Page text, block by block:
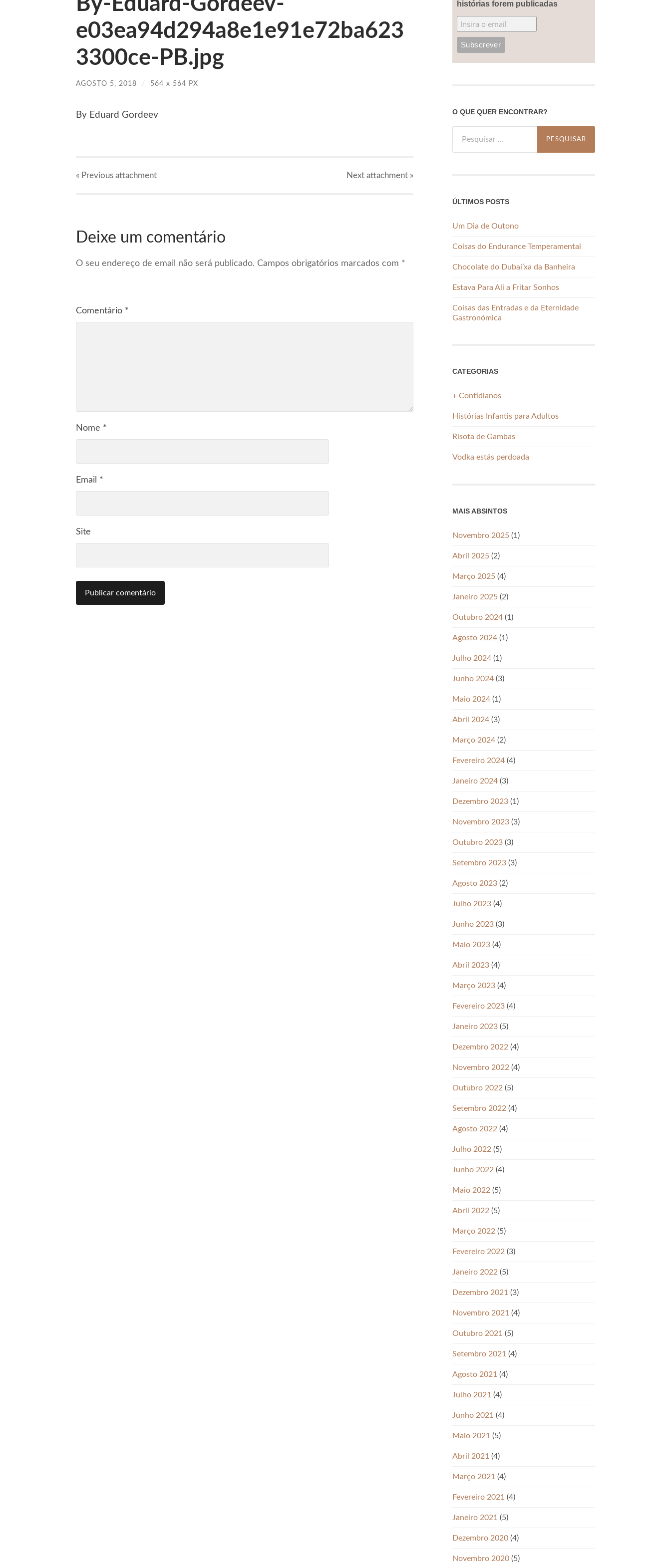
e03ea94d294a8e1e91e72ba623
3300ce-PB.jpg
AGOSTO 5, 2018 / 564 x 564 PX
By Eduard Gordeev
« Previous attachment Next attachment »
Deixe um comentário
O seu endereço de email não será publicado. Campos obrigatórios marcados com *
Comentário *
Nome *
Email *
Site
histórias forem publicadas
O QUE QUER ENCONTRAR?
por:
ÚLTIMOS POSTS
Um Dia de Outono
Coisas do Endurance Temperamental
Chocolate do Dubai’xa da Banheira
Estava Para Ali a Fritar Sonhos
Coisas das Entradas e da Eternidade
Gastronómica
CATEGORIAS
+ Contidianos
Histórias Infantis para Adultos
Risota de Gambas
Vodka estás perdoada
MAIS ABSINTOS
Novembro 2025 (1)
Abril 2025 (2)
Março 2025 (4)
Janeiro 2025 (2)
Outubro 2024 (1)
Agosto 2024 (1)
Julho 2024 (1)
Junho 2024 (3)
Maio 2024 (1)
Abril 2024 (3)
Março 2024 (2)
Fevereiro 2024 (4)
Janeiro 2024 (3)
Dezembro 2023 (1)
Novembro 2023 (3)
Outubro 2023 (3)
Setembro 2023 (3)
Agosto 2023 (2)
Julho 2023 (4)
Junho 2023 (3)
Maio 2023 (4)
Abril 2023 (4)
Março 2023 (4)
Fevereiro 2023 (4)
Janeiro 2023 (5)
Dezembro 2022 (4)
Novembro 2022 (4)
Outubro 2022 (5)
Setembro 2022 (4)
Agosto 2022 (4)
Julho 2022 (5)
Junho 2022 (4)
Maio 2022 (5)
Abril 2022 (5)
Março 2022 (5)
Fevereiro 2022 (3)
Janeiro 2022 (5)
Dezembro 2021 (3)
Novembro 2021 (4)
Outubro 2021 (5)
Setembro 2021 (4)
Agosto 2021 (4)
Julho 2021 (4)
Junho 2021 (4)
Maio 2021 (5)
Abril 2021 (4)
Março 2021 (4)
Fevereiro 2021 (4)
Janeiro 2021 (5)
Dezembro 2020 (4)
Novembro 2020 (5)